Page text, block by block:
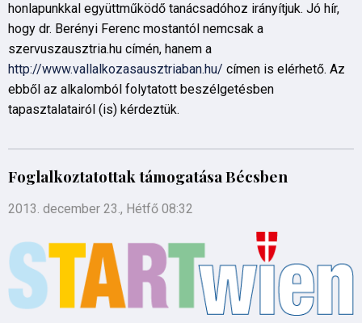
honlapunkkal együttműködő tanácsadóhoz irányítjuk. Jó hír,
hogy dr. Berényi Ferenc mostantól nemcsak a
szervuszausztria.hu címén, hanem a
http://www.vallalkozasausztriaban.hu/ címen is elérhető. Az
ebből az alkalomból folytatott beszélgetésben
tapasztalatairól (is) kérdeztük.
Foglalkoztatottak támogatása Bécsben
2013. december 23., Hétfő 08:32